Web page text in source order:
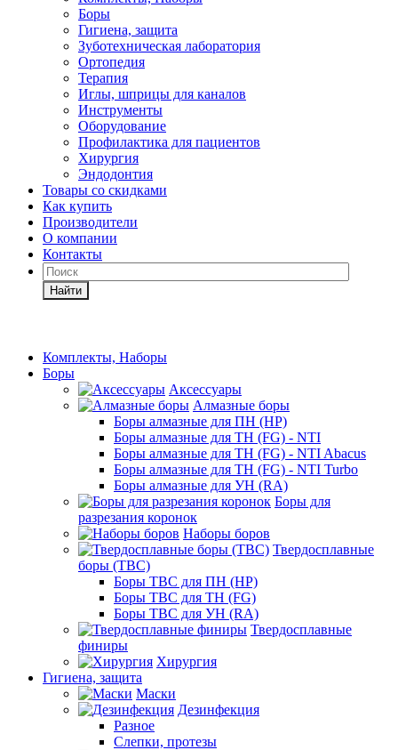
Боры
Гигиена, защита
Зуботехническая лаборатория
Ортопедия
Терапия
Иглы, шприцы для каналов
Инструменты
Оборудование
Профилактика для пациентов
Хирургия
Эндодонтия
Товары со скидками
Как купить
Производители
О компании
Контакты
Найти
Комплекты, Наборы
Боры
Аксессуары
Алмазные боры
Боры алмазные для ПН (HP)
Боры алмазные для ТН (FG) - NTI
Боры алмазные для ТН (FG) - NTI Abacus
Боры алмазные для ТН (FG) - NTI Turbo
Боры алмазные для УН (RA)
Боры для
разрезания коронок
Наборы боров
Твердосплавные
боры (ТВС)
Боры ТВС для ПН (HP)
Боры ТВС для ТН (FG)
Боры ТВС для УН (RA)
Твердосплавные
финиры
Хирургия
Гигиена, защита
Маски
Дезинфекция
Разное
Слепки, протезы